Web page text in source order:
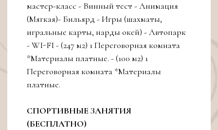
мастер-класс - Винный тест - Анимация
(Мягкая)- Бильярд - Игры (шахматы,
игральные карты, нарды окей) - Автопарк
- WI-FI - (247 м2) 1 Переговорная комната
*Материалы платные. - (100 м2) 1
Переговорная комната *Материалы
платные.
СПОРТИВНЫЕ ЗАНЯТИЯ
(БЕСПЛАТНО)